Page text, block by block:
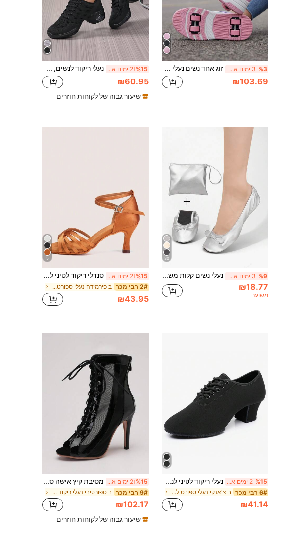
%3 3 ימים אחרונים זוג אחד נשים נעלי ספורט נמוכות ואופנתיות נמוכות עם סוליות עבות, נעלי סקייטבורד נשלפות, נעלי ריצה חיצוניות
₪103.69
%15 2 ימים אחרונים נעלי ריקוד לנשים, תחתית רכה, רשת נושמת, מתאימות לכל עונות השנה, כושר, ריקוד מרובע, ריקוד מודרני
₪60.95
שיעור גבוה של לקוחות חוזרים
30
%9 3 ימים אחרונים נעלי נשים קלות משקל, תחושה יחפה, אופנה קז'ואל רכים נוחים צדדיים, דקים, מתקפלים וקלים לנשיאה, מתאימים ללבוש פנימי, מתאימים לריקוד
₪18.77
משוער
5
%15 2 ימים אחרונים סנדלי ריקוד לטיני לנשים עם עקב סטילטו מבד סאטן חום, מתאימים לריקודי סלסה/ריקודי נשפים
2# רבי מכר ב פירמידה נעלי ספורט לנשים
₪43.95
%15 2 ימים אחרונים נעלי ריקוד לטיני לנשים מקורה נעלי אימון סוליות רכות נושמות נעלי ריקוד נוחות בצבע אחיד אידאלי עם חותלות
6# רבי מכר ב צ'אנקי נעלי ספורט לנשים
₪41.14
%15 2 ימים אחרונים מסיבת קיץ אישה סקסית סטילטו עקבים גבוהים נשים נעלי עקב ריקוד לטיני נעלי עקב חלול למגפי נשים משרד אולם נשפים אישה שחורה סנדלים רכות סוליית ג'אז נעלי ריקוד
9# רבי מכר ב ספורטיבי נעלי ריקוד לנשים
₪102.17
שיעור גבוה של לקוחות חוזרים